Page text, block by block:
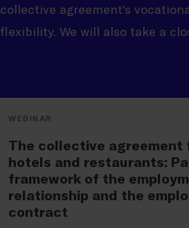
collective agreement's
flexibility. We will also take a
WEBINAR
The collective agreement
hotels and restaurants:
framework of the
relationship and the
contract